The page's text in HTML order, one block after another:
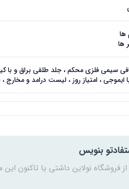
ها
ها
سیمی فلزی محکم ، جلد طلقی براق و با
ایموجی ، امتیاز روز ، لیست درامد و مخارج ،
بنویس
فروشگاه نولاین داشتی یا تاکنون